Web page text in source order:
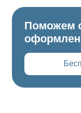
Поможем